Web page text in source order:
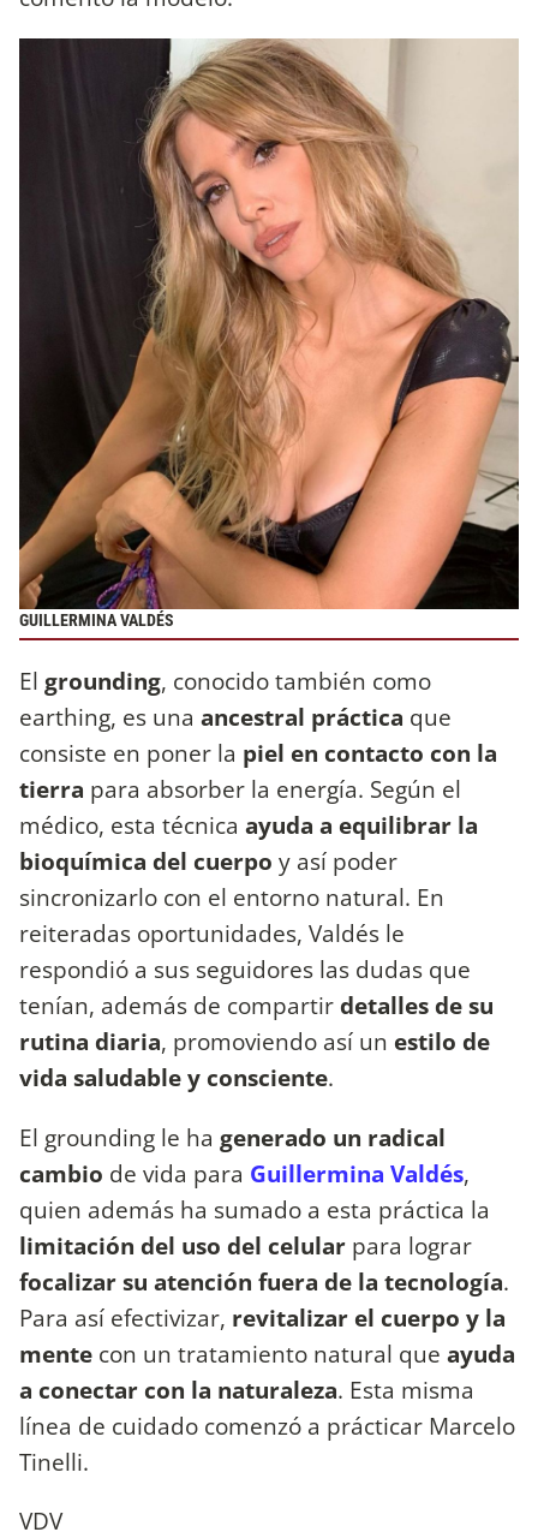
GUILLERMINA VALDÉS
El grounding, conocido también como
earthing, es una ancestral práctica que
consiste en poner la piel en contacto con la
tierra para absorber la energía. Según el
médico, esta técnica ayuda a equilibrar la
bioquímica del cuerpo y así poder
sincronizarlo con el entorno natural. En
reiteradas oportunidades, Valdés le
respondió a sus seguidores las dudas que
tenían, además de compartirdetalles de su
rutina diaria, promoviendo así un estilo de
vida saludable y consciente.
El grounding le ha generado un radical
cambio de vida para Guillermina Valdés,
quien además ha sumado a esta práctica la
limitación del uso del celular para lograr
focalizar su atención fuera de la tecnología.
Para así efectivizar, revitalizar el cuerpo y la
mente con un tratamiento natural que ayuda
a conectar con la naturaleza. Esta misma
línea de cuidado comenzó a prácticar Marcelo
Tinelli.
VDV